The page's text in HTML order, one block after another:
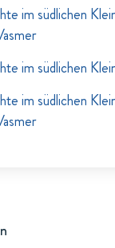
im südlichen
im südlichen
im südlichen